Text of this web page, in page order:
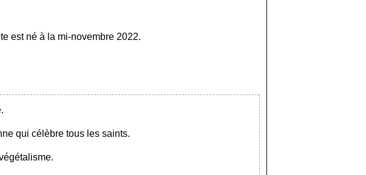
est né à la mi-novembre 2022.
qui célèbre tous les saints.